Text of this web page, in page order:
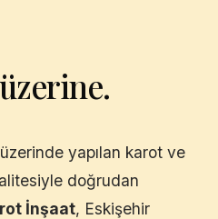
yapılan karot ve
doğrudan
İnşaat, Eskişehir